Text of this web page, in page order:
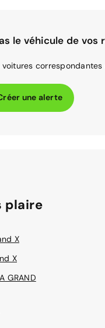
le véhicule de vos
une alerte
plaire
X
X
GRAND